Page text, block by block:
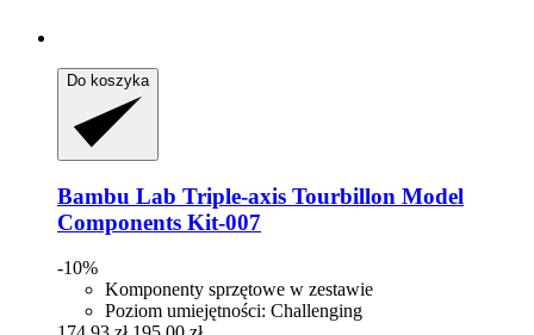
Do koszyka
Bambu Lab Triple-​axis Tourbillon Model
Components Kit-​007
-10%
Komponenty sprzętowe w zestawie
Poziom umiejętności: Challenging